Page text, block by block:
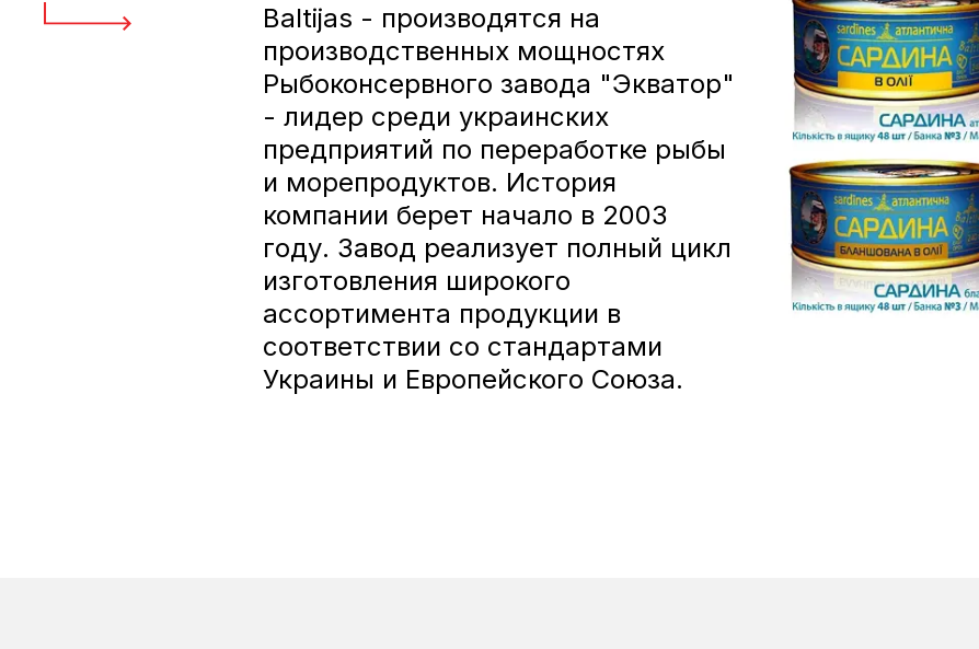
Baltijas - производятся на
производственных мощностях
Рыбоконсервного завода "Экватор"
- лидер среди украинских
предприятий по переработке рыбы
и морепродуктов. История
компании берет начало в 2003
году. Завод реализует полный цикл
изготовления широкого
ассортимента продукции в
соответствии со стандартами
Украины и Европейского Союза.